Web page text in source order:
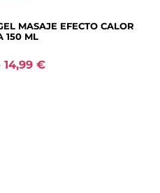
MASAJE EFECTO CALOR
150 ML
14,99 €